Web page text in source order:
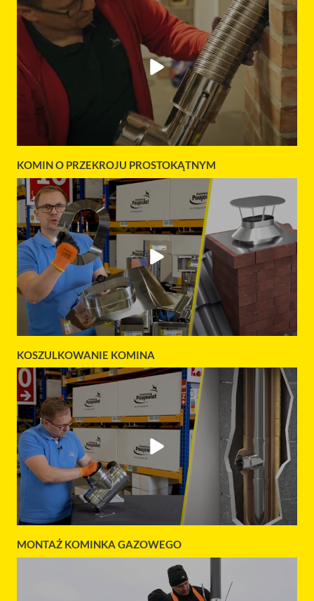
KOMIN O PRZEKROJU PROSTOKĄTNYM
KOSZULKOWANIE KOMINA
MONTAŻ KOMINKA GAZOWEGO